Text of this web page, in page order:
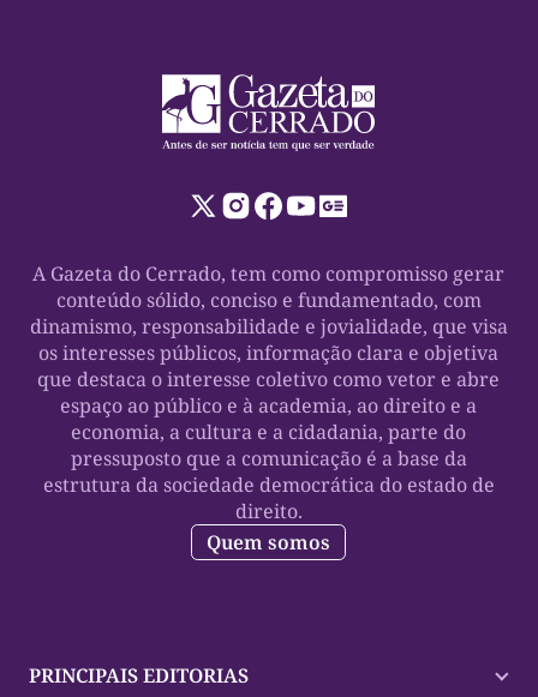
A Gazeta do Cerrado, tem como compromisso gerar
conteúdo sólido, conciso e fundamentado, com
dinamismo, responsabilidade e jovialidade, que visa
os interesses públicos, informação clara e objetiva
que destaca o interesse coletivo como vetor e abre
espaço ao público e à academia, ao direito e a
economia, a cultura e a cidadania, parte do
pressuposto que a comunicação é a base da
estrutura da sociedade democrática do estado de
direito.
Quem somos
PRINCIPAIS EDITORIAS